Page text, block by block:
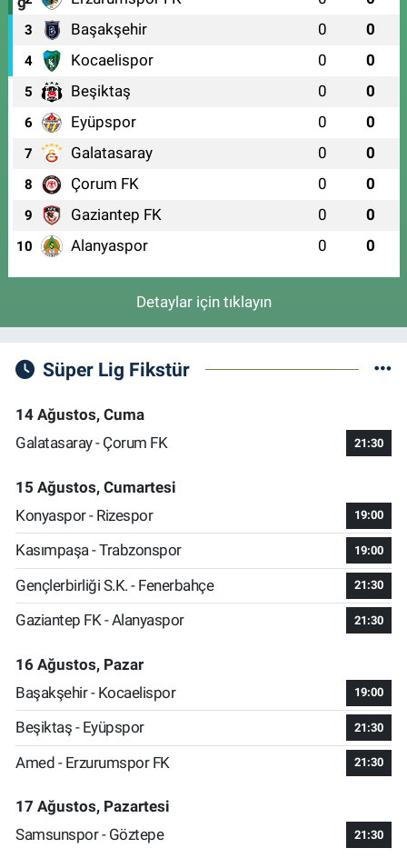
3 Başakşehir 0 0
4 Kocaelispor 0 0
5 Beşiktaş 0 0
6 Eyüpspor 0 0
7 Galatasaray 0 0
8 Çorum FK 0 0
9 Gaziantep FK 0 0
10 Alanyaspor 0 0
Detaylar için tıklayın
Süper Lig Fikstür
14 Ağustos, Cuma
Galatasaray - Çorum FK
21:30
15 Ağustos, Cumartesi
Konyaspor - Rizespor
19:00
Kasımpaşa - Trabzonspor 19:00
Gençlerbirliği S.K. - Fenerbahçe 21:30
Gaziantep FK - Alanyaspor 21:30
16 Ağustos, Pazar
Başakşehir - Kocaelispor
19:00
Beşiktaş - Eyüpspor 21:30
Amed - Erzurumspor FK 21:30
17 Ağustos, Pazartesi
Samsunspor - Göztepe
21:30